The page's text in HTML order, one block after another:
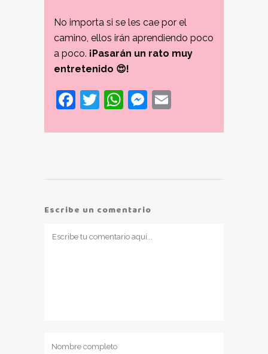
No importa si se les cae por el
camino, ellos irán aprendiendo poco
a poco. ¡Pasarán un rato muy
entretenido 😍!
Facebook
Twitter
WhatsApp
Messenger
Escribe un comentario